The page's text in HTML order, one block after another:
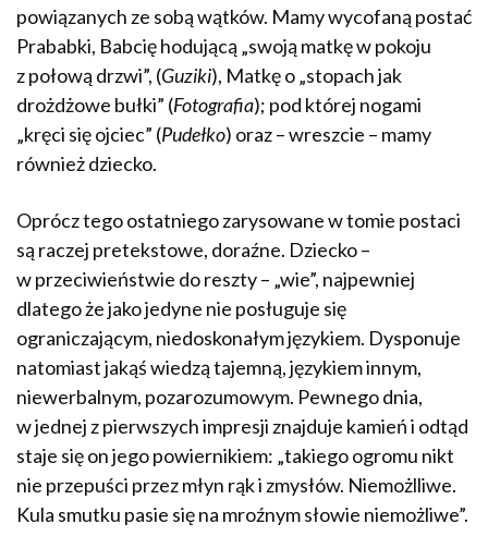
powiązanych ze sobą wątków. Mamy wycofaną postać
Prababki, Babcię hodującą „swoją matkę w pokoju
z połową drzwi”, (Guziki), Matkę o „stopach jak
drożdżowe bułki” (Fotografia); pod której nogami
„kręci się ojciec” (Pudełko) oraz – wreszcie – mamy
również dziecko.
Oprócz tego ostatniego zarysowane w tomie postaci
są raczej pretekstowe, doraźne. Dziecko –
w przeciwieństwie do reszty – „wie”, najpewniej
dlatego że jako jedyne nie posługuje się
ograniczającym, niedoskonałym językiem. Dysponuje
natomiast jakąś wiedzą tajemną, językiem innym,
niewerbalnym, pozarozumowym. Pewnego dnia,
w jednej z pierwszych impresji znajduje kamień i odtąd
staje się on jego powiernikiem: „takiego ogromu nikt
nie przepuści przez młyn rąk i zmysłów. Niemożlliwe.
Kula smutku pasie się na mroźnym słowie niemożliwe”.